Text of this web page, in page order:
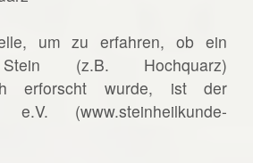
um zu erfahren, ob ein
(z.B. Hochquarz)
erforscht wurde, ist der
e.V. (www.steinheilkunde-